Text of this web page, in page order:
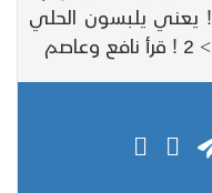
2 < يحلون فيها من أساور > 2 ! يعني يلبسون الحلي